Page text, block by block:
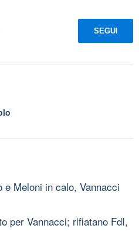
SEGUI
e Meloni in calo, Vannacci
per Vannacci; rifiatano FdI,